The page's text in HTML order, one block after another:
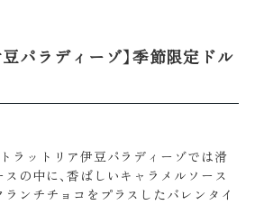
豆パラディーゾ】季節限定ドル
ラットリア伊豆パラディーゾでは滑
の中に、香ばしいキャラメルソース
ランチチョコをプラスしたバレンタイ